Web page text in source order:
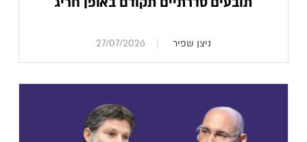
ניצן שפיר 27/07/2026